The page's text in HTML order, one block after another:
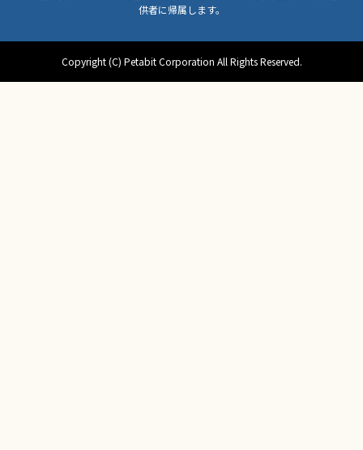
供者に帰属します。
Copyright (C) Petabit Corporation All Rights Reserved.